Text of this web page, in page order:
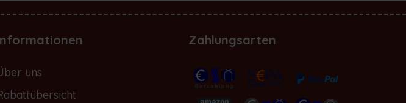
uns
Zahlungsarten